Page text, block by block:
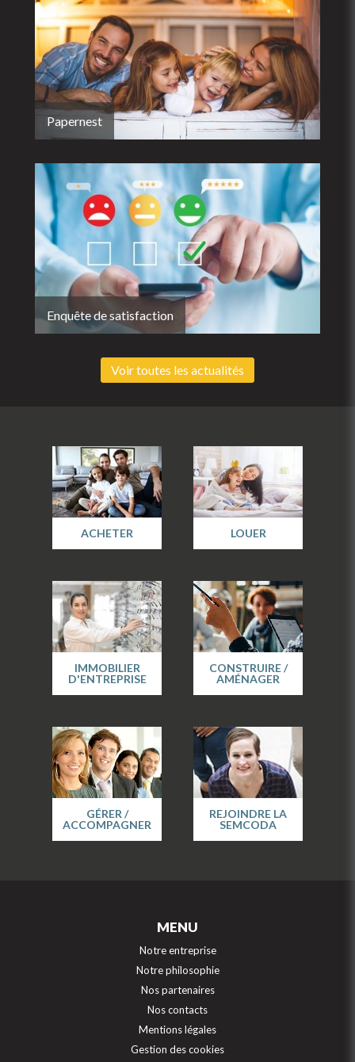
Papernest
Enquête de satisfaction
Voir toutes les actualités
ACHETER LOUER
IMMOBILIER
D'ENTREPRISE
CONSTRUIRE /
AMÉNAGER
GÉRER /
ACCOMPAGNER
REJOINDRE LA
SEMCODA
MENU
Notre entreprise
Notre philosophie
Nos partenaires
Nos contacts
Mentions légales
Gestion des cookies